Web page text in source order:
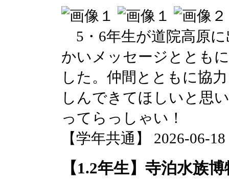
5・6年生が道院高原
かいメッセージととも
した。仲間とともに協
しんできてほしいと思
ってらっしゃい！
【学年共通】 2026-06-
【1.2年生】寺泊水族